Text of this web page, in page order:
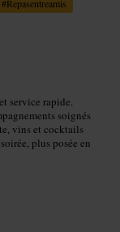
#Repasentreamis
service rapide.
soignés
vins et cocktails
plus posée en